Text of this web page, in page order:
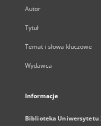
Autor
Tytuł
Temat i słowa kluczowe
Wydawca
Informacje
Biblioteka Uniwersytetu